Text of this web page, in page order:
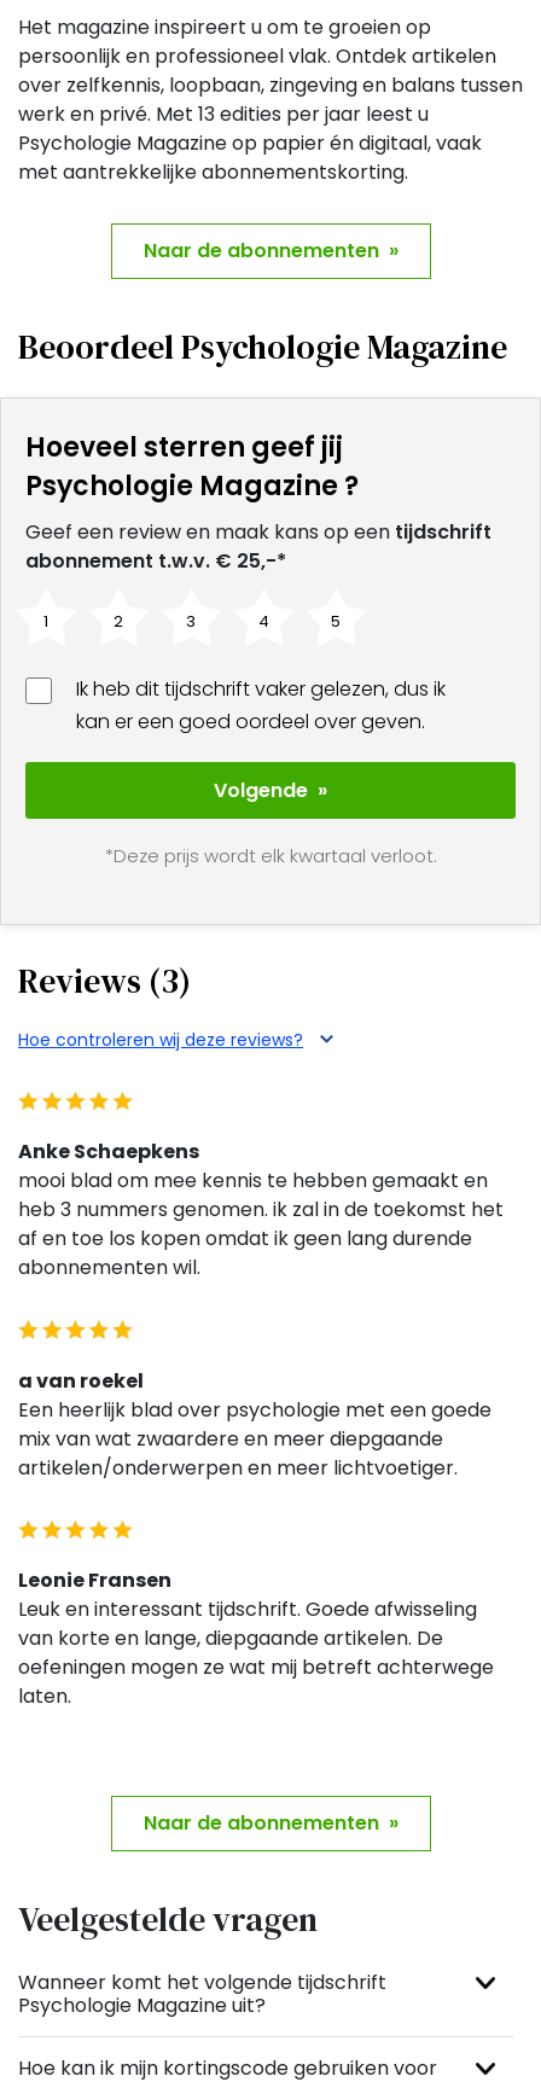
Het magazine inspireert u om te groeien op
persoonlijk en professioneel vlak. Ontdek artikelen
over zelfkennis, loopbaan, zingeving en balans tussen
werk en privé. Met 13 edities per jaar leest u
Psychologie Magazine op papier én digitaal, vaak
met aantrekkelijke abonnementskorting.
Naar de abonnementen »
Beoordeel Psychologie Magazine
Hoeveel sterren geef jij
Psychologie Magazine ?
Geef een review en maak kans op een tijdschrift
abonnement t.w.v. € 25,-*
5
4
3
2
1
Ik heb dit tijdschrift vaker gelezen, dus ik
kan er een goed oordeel over geven.
Volgende »
*Deze prijs wordt elk kwartaal verloot.
Reviews (3)
Hoe controleren wij deze reviews?
Anke Schaepkens
mooi blad om mee kennis te hebben gemaakt en
heb 3 nummers genomen. ik zal in de toekomst het
af en toe los kopen omdat ik geen lang durende
abonnementen wil.
a van roekel
Een heerlijk blad over psychologie met een goede
mix van wat zwaardere en meer diepgaande
artikelen/onderwerpen en meer lichtvoetiger.
Leonie Fransen
Leuk en interessant tijdschrift. Goede afwisseling
van korte en lange, diepgaande artikelen. De
oefeningen mogen ze wat mij betreft achterwege
laten.
Naar de abonnementen »
Veelgestelde vragen
Wanneer komt het volgende tijdschrift
Psychologie Magazine uit?
Hoe kan ik mijn kortingscode gebruiken voor